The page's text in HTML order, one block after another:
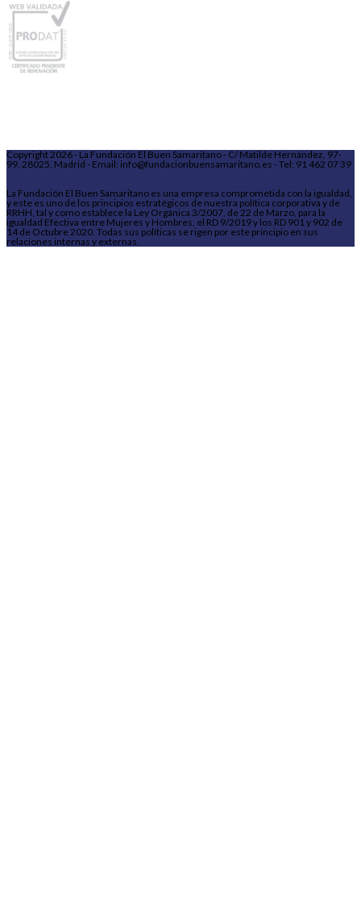
Copyright 2026 - La Fundación El Buen Samaritano - C/ Matilde Hernández, 97-
99, 28025, Madrid - Email: info@fundacionbuensamaritano.es - Tel: 91 462 07 39
La Fundación El Buen Samaritano es una empresa comprometida con la igualdad,
y este es uno de los principios estratégicos de nuestra política corporativa y de
RRHH, tal y como establece la Ley Orgánica 3/2007, de 22 de Marzo, para la
igualdad Efectiva entre Mujeres y Hombres, el RD 9/2019 y los RD 901 y 902 de
14 de Octubre 2020. Todas sus políticas se rigen por este principio en sus
relaciones internas y externas.